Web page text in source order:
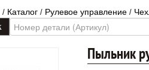
/ Каталог / Рулевое управление /
Пыльник